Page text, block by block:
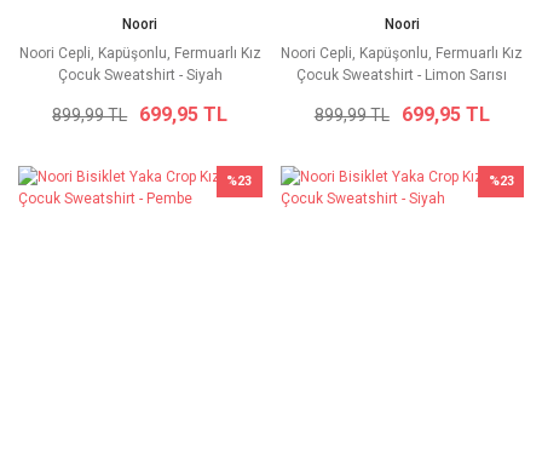
Noori
Noori Cepli, Kapüşonlu, Fermuarlı Kız
Çocuk Sweatshirt - Siyah
899,99 TL 699,95 TL
Noori
Noori Cepli, Kapüşonlu, Fermuarlı Kız
Çocuk Sweatshirt - Limon Sarısı
899,99 TL 699,95 TL
%23 %23